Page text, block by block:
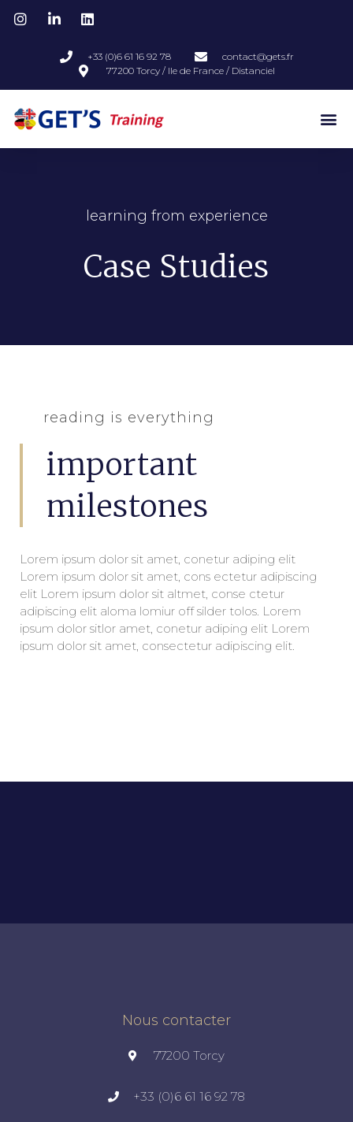
+33 (0)6 61 16 92 78
contact@gets.fr
77200 Torcy / Ile de France / Distanciel
learning from experience
Case Studies
reading is everything
important
milestones
Lorem ipsum dolor sit amet, conetur adiping elit
Lorem ipsum dolor sit amet, cons ectetur adipiscing
elit Lorem ipsum dolor sit altmet, conse ctetur
adipiscing elit aloma lomiur off silder tolos. Lorem
ipsum dolor sitlor amet, conetur adiping elit Lorem
ipsum dolor sit amet, consectetur adipiscing elit.
Nous contacter
77200 Torcy
+33 (0)6 61 16 92 78